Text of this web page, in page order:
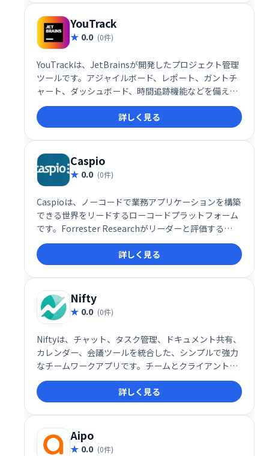
YouTrack
0.0 (0件)
YouTrackは、JetBrainsが開発したプロジェクト管理
ツールです。アジャイルボード、レポート、ガントチ
ャート、ダッシュボード、時間追跡機能などを備え、
タスクや課題の追跡、顧客対応、スプリント計画など
を効率化します。柔軟なワークフロー設定と、マーク
ダウンや絵文字反応にも対応。10ユーザーまでは無料
で利用でき、クラウドまたはスタンドアロンで導入可
能です。
詳しく見る
Caspio
0.0 (0件)
Caspioは、ノーコードで業務アプリケーションを構築
できる世界をリードするローコードプラットフォーム
です。Forrester Researchがリーダーと評価する
Caspioは、クラウドデータベース、ビジュアルアプリ
ケーションビルダー、エンタープライズレベルのセキ
ュリティなどを統合。ビジネスオペレーションのデジ
タル化を促進し、ワークフローの効率化を実現しま
す。スケーラブルなグローバルインフラストラクチャ
により、ビジネスニーズに合わせた柔軟な対応が可能
です。
詳しく見る
Nifty
0.0 (0件)
Niftyは、チャット、タスク管理、ドキュメント共有、
カレンダー、会議ツールを統合した、シンプルで強力
なチームワークアプリです。チームとクライアントの
作業を一元管理し、アプリの切り替えによる無駄な時
間を削減します。スムーズなコミュニケーションと効
率的なタスク遂行を実現し、生産性を向上させます。
詳しく見る
Aipo
0.0 (0件)